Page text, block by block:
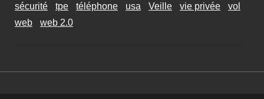
sécurité
tpe téléphone usa Veille vie privée
vol
web
web 2.0